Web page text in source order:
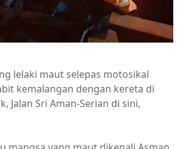
lelaki maut selepas motosikal
kemalangan dengan kereta di
Jalan Sri Aman-Serian di sini,